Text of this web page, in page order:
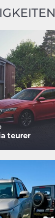
teurer